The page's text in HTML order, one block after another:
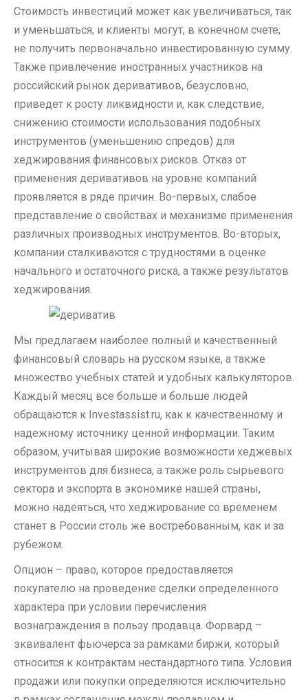
Стоимость инвестиций может как увеличиваться, так
и уменьшаться, и клиенты могут, в конечном счете,
не получить первоначально инвестированную сумму.
Также привлечение иностранных участников на
российский рынок деривативов, безусловно,
приведет к росту ликвидности и, как следствие,
снижению стоимости использования подобных
инструментов (уменьшению спредов) для
хеджирования финансовых рисков. Отказ от
применения деривативов на уровне компаний
проявляется в ряде причин. Во-первых, слабое
представление о свойствах и механизме применения
различных производных инструментов. Во-вторых,
компании сталкиваются с трудностями в оценке
начального и остаточного риска, а также результатов
хеджирования.
Мы предлагаем наиболее полный и качественный
финансовый словарь на русском языке, а также
множество учебных статей и удобных калькуляторов.
Каждый месяц все больше и больше людей
обращаются к Investassist.ru, как к качественному и
надежному источнику ценной информации. Таким
образом, учитывая широкие возможности хеджевых
инструментов для бизнеса, а также роль сырьевого
сектора и экспорта в экономике нашей страны,
можно надеяться, что хеджирование со временем
станет в России столь же востребованным, как и за
рубежом.
Опцион – право, которое предоставляется
покупателю на проведение сделки определенного
характера при условии перечисления
вознаграждения в пользу продавца. Форвард –
эквивалент фьючерса за рамками биржи, который
относится к контрактам нестандартного типа. Условия
продажи или покупки определяются исключительно